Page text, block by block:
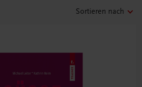
Sortieren nach